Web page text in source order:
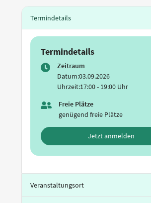
Termindetails
Termindetails
Zeitraum
Datum:03.09.2026
Uhrzeit:17:00 - 19:00 Uhr
Freie Plätze
genügend freie Plätze
Jetzt anmelden
Veranstaltungsort